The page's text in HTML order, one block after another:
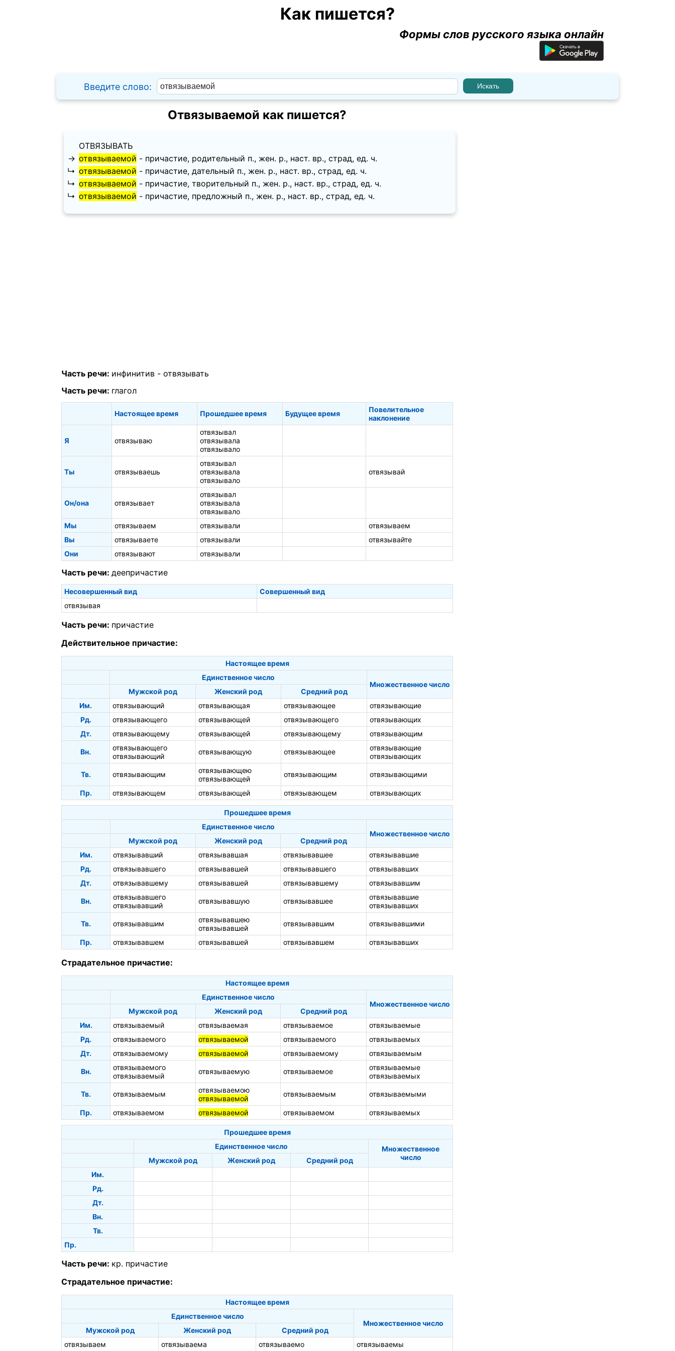
Как пишется?
Формы слов русского языка онлайн
Введите слово:
Отвязываемой как пишется?
ОТВЯЗЫВАТЬ
→ отвязываемой - причастие, родительный п., жен. p., наст. вр., страд, ед. ч.
↳ отвязываемой - причастие, дательный п., жен. p., наст. вр., страд, ед. ч.
↳ отвязываемой - причастие, творительный п., жен. p., наст. вр., страд, ед. ч.
↳ отвязываемой - причастие, предложный п., жен. p., наст. вр., страд, ед. ч.
Часть речи: инфинитив - отвязывать
Часть речи: глагол
Настоящее время Прошедшее время Будущее время
Повелительное
наклонение
Я отвязываю
отвязывал
отвязывала
отвязывало
Ты отвязываешь
отвязывал
отвязывала
отвязывало
отвязывай
Он/она отвязывает
отвязывал
отвязывала
отвязывало
Мы
отвязываем отвязывали
отвязываем
Вы
отвязываете отвязывали
отвязывайте
Они
отвязывают отвязывали
Часть речи: деепричастие
Несовершенный вид
Совершенный вид
отвязывая
Часть речи: причастие
Действительное причастие:
Настоящее время
Единственное число
Множественное число
Мужской род
Женский род
Средний род
Им.
отвязывающий отвязывающая отвязывающее
отвязывающие
Рд.
отвязывающего отвязывающей отвязывающего
отвязывающих
Дт.
отвязывающему отвязывающей отвязывающему отвязывающим
Вн.
отвязывающего
отвязывающий
отвязывающую отвязывающее
отвязывающие
отвязывающих
Тв. отвязывающим
отвязывающею
отвязывающей
отвязывающим отвязывающими
Пр. отвязывающем отвязывающей отвязывающем отвязывающих
Прошедшее время
Единственное число
Множественное число
Мужской род
Женский род
Средний род
Им.
отвязывавший отвязывавшая отвязывавшее
отвязывавшие
Рд.
отвязывавшего отвязывавшей отвязывавшего
отвязывавших
Дт.
отвязывавшему отвязывавшей отвязывавшему отвязывавшим
Вн.
отвязывавшего
отвязывавший
отвязывавшую отвязывавшее
отвязывавшие
отвязывавших
Тв. отвязывавшим
отвязывавшею
отвязывавшей
отвязывавшим отвязывавшими
Пр. отвязывавшем отвязывавшей отвязывавшем отвязывавших
Страдательное причастие:
Настоящее время
Единственное число
Множественное число
Мужской род
Женский род
Средний род
Им.
отвязываемый отвязываемая отвязываемое
отвязываемые
Рд.
отвязываемого отвязываемой отвязываемого
отвязываемых
Дт.
отвязываемому отвязываемой отвязываемому отвязываемым
Вн.
отвязываемого
отвязываемый
отвязываемую отвязываемое
отвязываемые
отвязываемых
Тв. отвязываемым
отвязываемою
отвязываемой
отвязываемым отвязываемыми
Пр. отвязываемом отвязываемой отвязываемом отвязываемых
Прошедшее время
Единственное число
Множественное
число
Мужской род Женский род
Средний род
Им.
Рд.
Дт.
Вн.
Тв.
Пр.
Часть речи: кр. причастие
Страдательное причастие:
Настоящее время
Единственное число
Множественное число
Мужской род
Женский род
Средний род
отвязываем
отвязываема отвязываемо отвязываемы